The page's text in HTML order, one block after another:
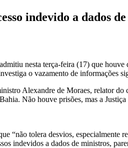
indevido a dados
nesta terça-feira (17) que
o vazamento de informações
Alexandre de Moraes, relator do
Não houve prisões, mas a
“não tolera desvios,
indevidos a dados de ministros,